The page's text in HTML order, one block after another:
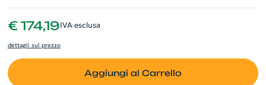
€ 174,19IVA esclusa
dettagli sul prezzo
Aggiungi al Carrello